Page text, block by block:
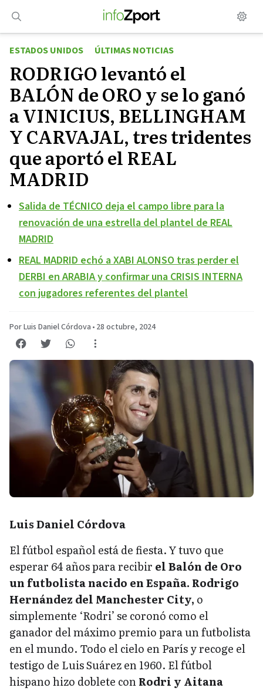
contenido
ESTADOS UNIDOS
ÚLTIMAS NOTICIAS
RODRIGO levantó el
BALÓN de ORO y se lo ganó
a VINICIUS, BELLINGHAM
Y CARVAJAL, tres tridentes
que aportó el REAL
MADRID
Salida de TÉCNICO deja el campo libre para la
renovación de una estrella del plantel de REAL
MADRID
REAL MADRID echó a XABI ALONSO tras perder el
DERBI en ARABIA y confirmar una CRISIS INTERNA
con jugadores referentes del plantel
Por Luis Daniel Córdova • 28 octubre, 2024
Luis Daniel Córdova
El fútbol español está de fiesta. Y tuvo que
esperar 64 años para recibir el Balón de Oro
un futbolista nacido en España. Rodrigo
Hernández del Manchester City, o
simplemente ‘Rodri’ se coronó como el
ganador del máximo premio para un futbolista
en el mundo. Todo el cielo en París y recoge el
testigo de Luis Suárez en 1960. El fútbol
hispano hizo doblete conRodri y Aitana